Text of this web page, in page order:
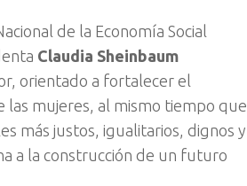
de la Economía Social
Claudia Sheinbaum
orientado a fortalecer el
las mujeres, al mismo tiempo que
más justos, igualitarios, dignos y
a la construcción de un futuro